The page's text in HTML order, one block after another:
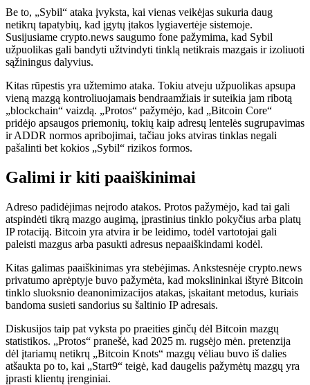
Be to, „Sybil“ ataka įvyksta, kai vienas veikėjas sukuria daug
netikrų tapatybių, kad įgytų įtakos lygiavertėje sistemoje.
Susijusiame crypto.news saugumo fone pažymima, kad Sybil
užpuolikas gali bandyti užtvindyti tinklą netikrais mazgais ir izoliuoti
sąžiningus dalyvius.
Kitas rūpestis yra užtemimo ataka. Tokiu atveju užpuolikas apsupa
vieną mazgą kontroliuojamais bendraamžiais ir suteikia jam ribotą
„blockchain“ vaizdą. „Protos“ pažymėjo, kad „Bitcoin Core“
pridėjo apsaugos priemonių, tokių kaip adresų lentelės sugrupavimas
ir ADDR normos apribojimai, tačiau joks atviras tinklas negali
pašalinti bet kokios „Sybil“ rizikos formos.
Galimi ir kiti paaiškinimai
Adreso padidėjimas neįrodo atakos. Protos pažymėjo, kad tai gali
atspindėti tikrą mazgo augimą, įprastinius tinklo pokyčius arba platų
IP rotaciją. Bitcoin yra atvira ir be leidimo, todėl vartotojai gali
paleisti mazgus arba pasukti adresus nepaaiškindami kodėl.
Kitas galimas paaiškinimas yra stebėjimas. Ankstesnėje crypto.news
privatumo aprėptyje buvo pažymėta, kad mokslininkai ištyrė Bitcoin
tinklo sluoksnio deanonimizacijos atakas, įskaitant metodus, kuriais
bandoma susieti sandorius su šaltinio IP adresais.
Diskusijos taip pat vyksta po praeities ginčų dėl Bitcoin mazgų
statistikos. „Protos“ pranešė, kad 2025 m. rugsėjo mėn. pretenzija
dėl įtariamų netikrų „Bitcoin Knots“ mazgų vėliau buvo iš dalies
atšaukta po to, kai „Start9“ teigė, kad daugelis pažymėtų mazgų yra
įprasti klientų įrenginiai.